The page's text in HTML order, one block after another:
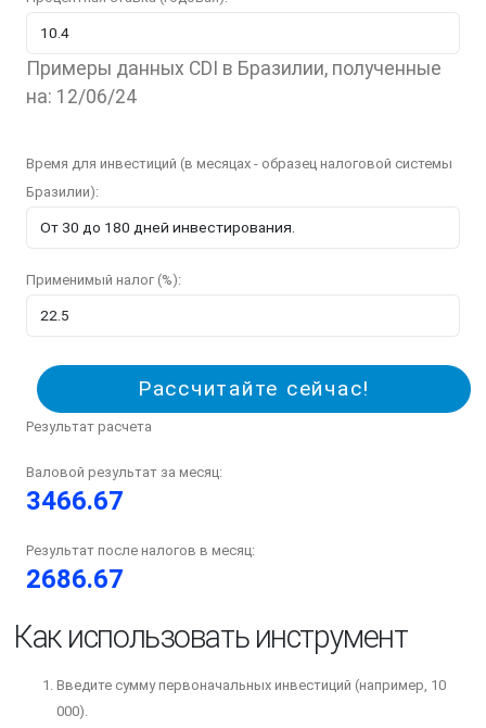
Примеры данных CDI в Бразилии, полученные
на: 12/06/24
Время для инвестиций (в месяцах - образец налоговой системы
Бразилии):
Применимый налог (%):
Рассчитайте сейчас!
Результат расчета
Валовой результат за месяц:
3466.67
Результат после налогов в месяц:
2686.67
Как использовать инструмент
Введите сумму первоначальных инвестиций (например, 10
000).